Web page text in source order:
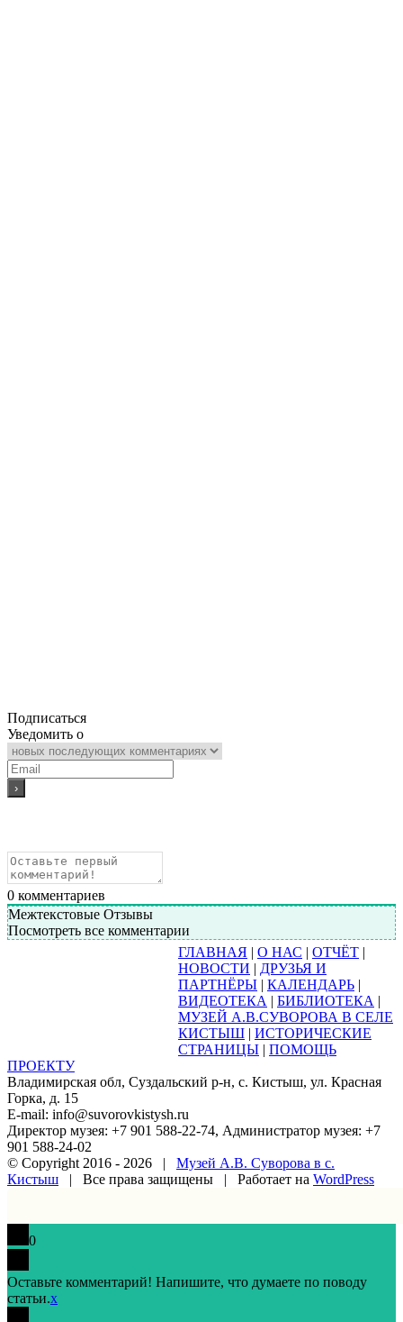
Подписаться
Уведомить о
0 комментариев
Межтекстовые Отзывы
Посмотреть все комментарии
ГЛАВНАЯ | О НАС | ОТЧЁТ |
НОВОСТИ | ДРУЗЬЯ И
ПАРТНЁРЫ | КАЛЕНДАРЬ |
ВИДЕОТЕКА | БИБЛИОТЕКА |
МУЗЕЙ А.В.СУВОРОВА В СЕЛЕ
КИСТЫШ | ИСТОРИЧЕСКИЕ
СТРАНИЦЫ | ПОМОЩЬ
ПРОЕКТУ
Владимирская обл, Суздальский р-н, с. Кистыш, ул. Красная
Горка, д. 15
E-mail: info@suvorovkistysh.ru
Директор музея: +7 901 588-22-74, Администратор музея: +7
901 588-24-02
© Copyright 2016 - 2026 | Музей А.В. Суворова в с.
Кистыш | Все права защищены | Работает на WordPress
0
Оставьте комментарий! Напишите, что думаете по поводу
статьи.x